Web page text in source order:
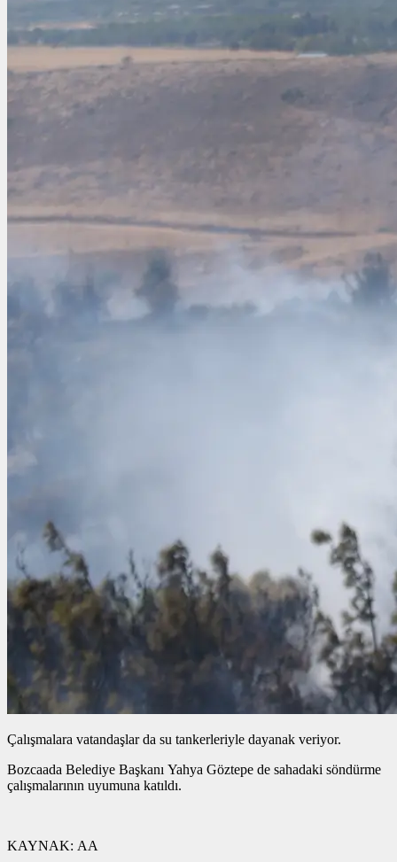
Çalışmalara vatandaşlar da su tankerleriyle dayanak veriyor.
Bozcaada Belediye Başkanı Yahya Göztepe de sahadaki söndürme
çalışmalarının uyumuna katıldı.
KAYNAK: AA